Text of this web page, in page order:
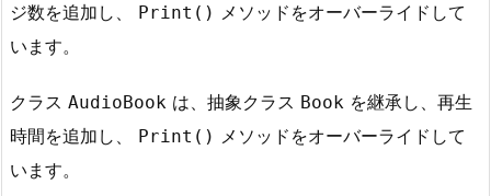
ジ数を追加し、
Print() メソッドをオーバーライドして
います。
クラス AudioBook は、抽象クラス Book を継承し、再生
時間を追加し、 Print() メソッドをオーバーライドして
います。